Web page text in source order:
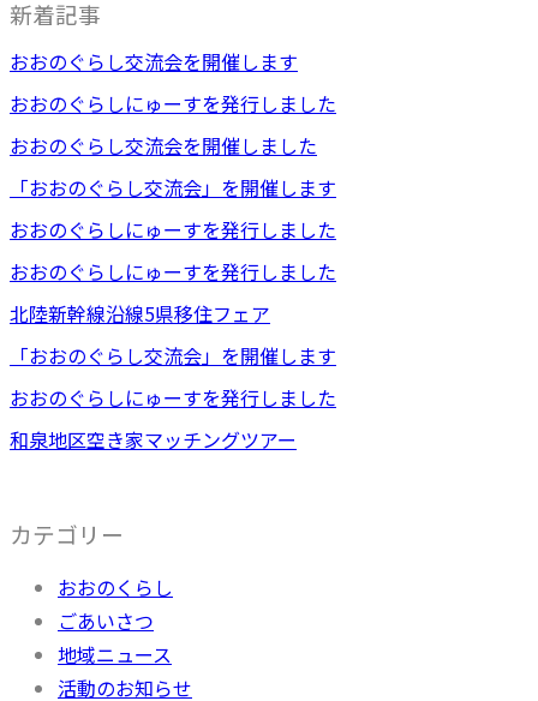
新着記事
おおのぐらし交流会を開催します
おおのぐらしにゅーすを発行しました
おおのぐらし交流会を開催しました
「おおのぐらし交流会」を開催します
おおのぐらしにゅーすを発行しました
おおのぐらしにゅーすを発行しました
北陸新幹線沿線5県移住フェア
「おおのぐらし交流会」を開催します
おおのぐらしにゅーすを発行しました
和泉地区空き家マッチングツアー
カテゴリー
おおのくらし
ごあいさつ
地域ニュース
活動のお知らせ